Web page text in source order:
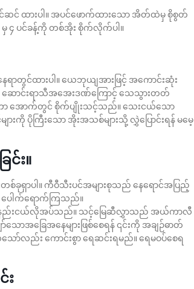
ဆင် ထားပါ။ အပင်ဖောက်ထားသော အိတ်ထဲမှ စိုစွတ်
၄ ပင်ခန့်ကို တစ်အိုး စိုက်လိုက်ပါ။
ေရာတွင်ထားပါ။ ယေဘုယျအားဖြင့် အကောင်းဆုံး
ဆောင်းရာသီအအေးဒဏ်ကြောင့် သေသွားတတ်
ာ အောက်တွင် စိုက်ပျိုးသင့်သည်။ သေးငယ်သော
းကို ပိုကြီးသော အိုးအသစ်များသို့ လွှဲပြောင်းရန် မမေ့
င်း။
ရှာပါ။ ကီဝီသီးပင်အများစုသည် နေရောင်အပြည့်
ေါက်ရောက်ကြသည်။
ည်းငယ်လိုအပ်သည်။ သင့်မြေဆီလွှာသည် အယ်ကာလီ
ာအခြေအနေများဖြစ်စေရန် ၎င်းကို အချဉ်ဓာတ်
ာ်လည်း ကောင်းစွာ ရေဆင်းရမည်။ ရေမဝပ်စေရ
း